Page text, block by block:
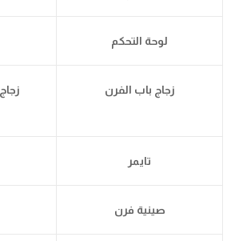
لوحة التحكم
زجاج باب الفرن
تايمر
صينية فرن